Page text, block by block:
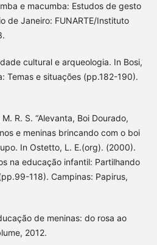
e macumba: Estudos de gesto
de Janeiro: FUNARTE/Instituto
cultural e arqueologia. In Bosi,
Temas e situações (pp.182-190).
R. S. “Alevanta, Boi Dourado,
e meninas brincando com o boi
In Ostetto, L. E.(org). (2000).
na educação infantil: Partilhando
118). Campinas: Papirus,
de meninas: do rosa ao
2012.